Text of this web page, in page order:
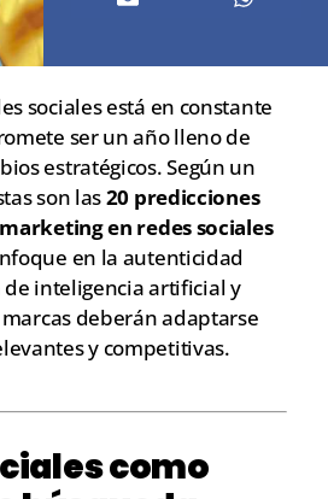
sociales está en constante
ser un año lleno de
estratégicos. Según un
son las20 predicciones
en redes sociales
en la autenticidad
inteligencia artificial y
deberán adaptarse
y competitivas.
como